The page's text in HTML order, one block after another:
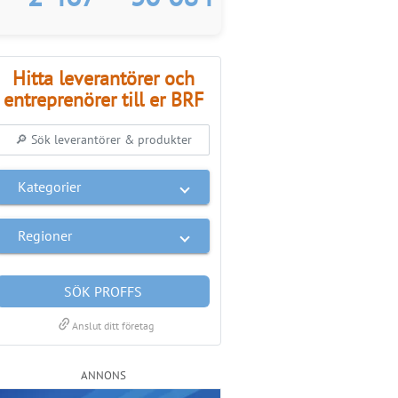
Hitta leverantörer och
entreprenörer till er BRF
Kategorier
Regioner
SÖK PROFFS
linkAnslut ditt företag
ANNONS